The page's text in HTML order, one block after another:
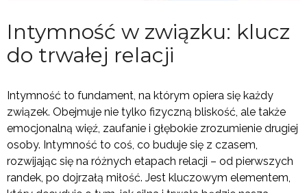
Intymność w związku: klucz
do trwałej relacji
Intymność to fundament, na którym opiera się każdy
związek. Obejmuje nie tylko fizyczną bliskość, ale także
emocjonalną więź, zaufanie i głębokie zrozumienie drugiej
osoby. Intymność to coś, co buduje się z czasem,
rozwijając się na różnych etapach relacji – od pierwszych
randek, po dojrzałą miłość. Jest kluczowym elementem,